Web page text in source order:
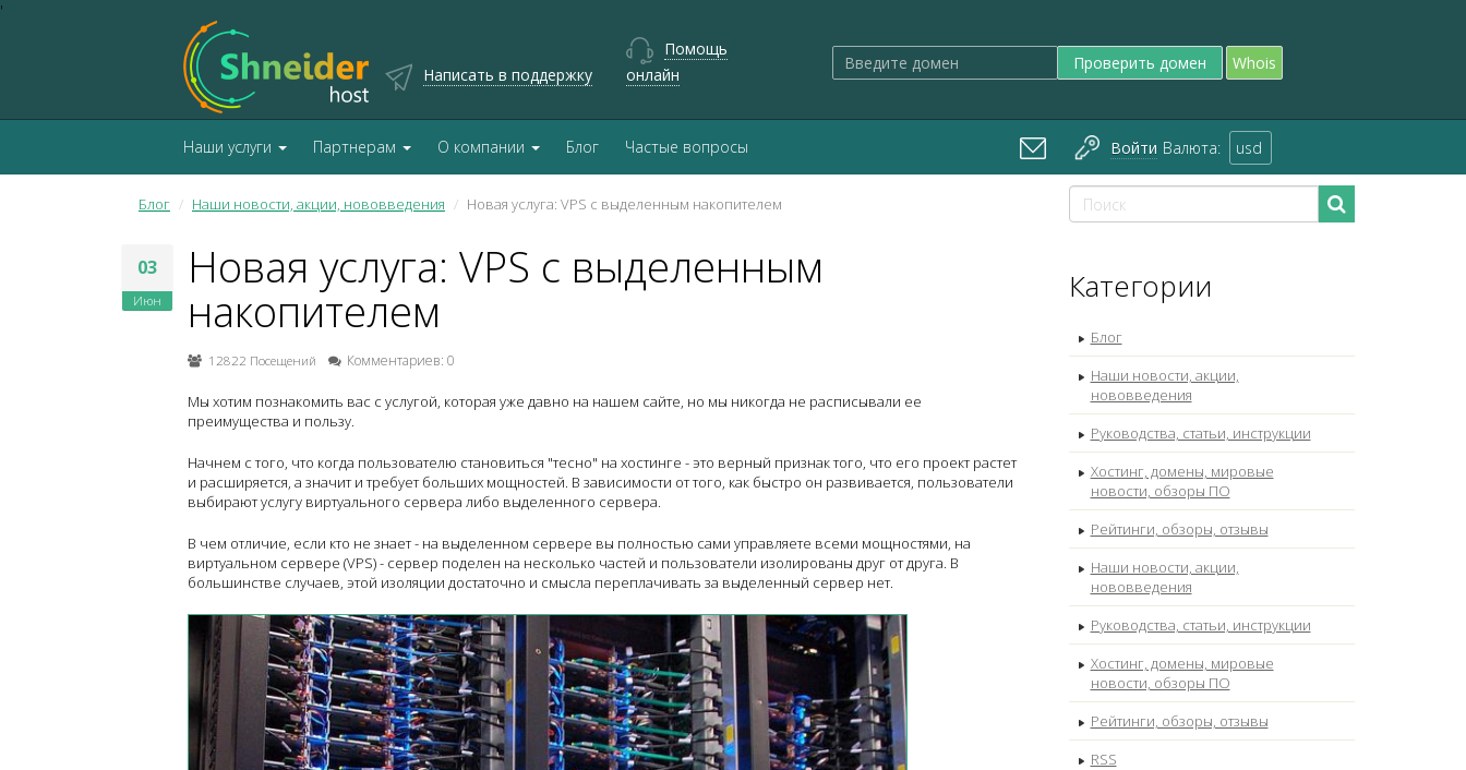
'
Написать в поддержку
Помощь
онлайн
Проверить домен Whois
Наши услуги Партнерам О компании Блог Частые вопросы Войти Валюта: usd
Блог Наши новости, акции, нововведения Новая услуга: VPS с выделенным накопителем
03
Июн
Новая услуга: VPS с выделенным
накопителем
12822 Посещений Комментариев: 0
Мы хотим познакомить вас с услугой, которая уже давно на нашем сайте, но мы никогда не расписывали ее
преимущества и пользу.
Начнем с того, что когда пользователю становиться "тесно" на хостинге - это верный признак того, что его проект растет
и расширяется, а значит и требует больших мощностей. В зависимости от того, как быстро он развивается, пользователи
выбирают услугу виртуального сервера либо выделенного сервера.
В чем отличие, если кто не знает - на выделенном сервере вы полностью сами управляете всеми мощностями, на
виртуальном сервере (VPS) - сервер поделен на несколько частей и пользователи изолированы друг от друга. В
большинстве случаев, этой изоляции достаточно и смысла переплачивать за выделенный сервер нет.
Категории
Блог
Наши новости, акции,
нововведения
Руководства, статьи, инструкции
Хостинг, домены, мировые
новости, обзоры ПО
Рейтинги, обзоры, отзывы
Наши новости, акции,
нововведения
Руководства, статьи, инструкции
Хостинг, домены, мировые
новости, обзоры ПО
Рейтинги, обзоры, отзывы
RSS